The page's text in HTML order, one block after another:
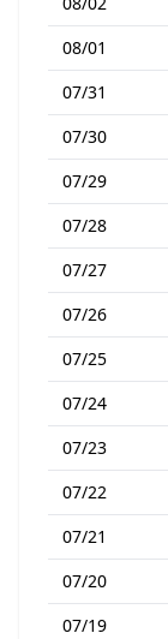
08/01
07/31
07/30
07/29
07/28
07/27
07/26
07/25
07/24
07/23
07/22
07/21
07/20
07/19